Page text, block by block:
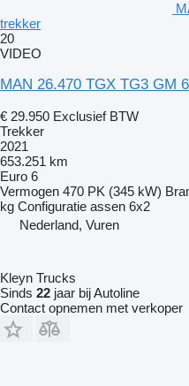
trekker
20
VIDEO
MAN 26.470 TGX TG3 GM
€ 29.950 Exclusief BTW
Trekker
2021
653.251 km
Euro 6
Vermogen 470 PK (345 kW)
kg Configuratie assen 6x2
Nederland, Vuren
Kleyn Trucks
Sinds 22 jaar bij Autoline
Contact opnemen met verkoper